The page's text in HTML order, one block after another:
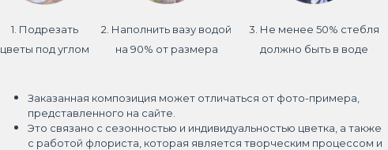
1. Подрезать
цветы под углом
2. Наполнить вазу водой
на 90% от размера
3. Не менее 50% стебля
должно быть в воде
Заказанная композиция может отличаться от фото-примера,
представленного на сайте.
Это связано с сезонностью и индивидуальностью цветка, а также
с работой флориста, которая является творческим процессом и